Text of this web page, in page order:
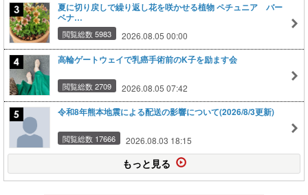
夏に切り戻しで繰り返し花を咲かせる植物 ペチュニア バー
ベナ…
閲覧総数 5983 2026.08.05 00:00
高輪ゲートウェイで乳癌手術前のK子を励ます会
閲覧総数 2709 2026.08.05 07:42
令和8年熊本地震による配送の影響について(2026/8/3更新)
閲覧総数 17666 2026.08.03 18:15
もっと見る